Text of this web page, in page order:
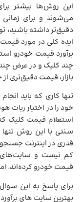
این روش‌ها بیشتر
می‌شوند و برای
دقیق‌تر داشته باشید،
ایده کلی در مورد قیمت
برآورد قیمت خودرو
چند کلیک و در عرض چند
بازار، قیمت دقیق‌تری
تنها کاری که باید
خود را در اختیار
استعلام قیمت کلیک
سنتی با این روش
قدری در اینترنت
کم نیست و سایت‌های
قیمت خودرو کرده‌اند.
بهترین سایت های